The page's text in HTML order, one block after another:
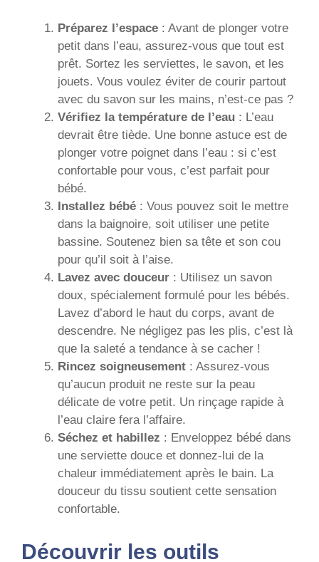
Préparez l’espace : Avant de plonger votre
petit dans l’eau, assurez-vous que tout est
prêt. Sortez les serviettes, le savon, et les
jouets. Vous voulez éviter de courir partout
avec du savon sur les mains, n’est-ce pas ?
Vérifiez la température de l’eau : L’eau
devrait être tiède. Une bonne astuce est de
plonger votre poignet dans l’eau : si c’est
confortable pour vous, c’est parfait pour
bébé.
Installez bébé : Vous pouvez soit le mettre
dans la baignoire, soit utiliser une petite
bassine. Soutenez bien sa tête et son cou
pour qu’il soit à l’aise.
Lavez avec douceur : Utilisez un savon
doux, spécialement formulé pour les bébés.
Lavez d’abord le haut du corps, avant de
descendre. Ne négligez pas les plis, c’est là
que la saleté a tendance à se cacher !
Rincez soigneusement : Assurez-vous
qu’aucun produit ne reste sur la peau
délicate de votre petit. Un rinçage rapide à
l’eau claire fera l’affaire.
Séchez et habillez : Enveloppez bébé dans
une serviette douce et donnez-lui de la
chaleur immédiatement après le bain. La
douceur du tissu soutient cette sensation
confortable.
Découvrir les outils